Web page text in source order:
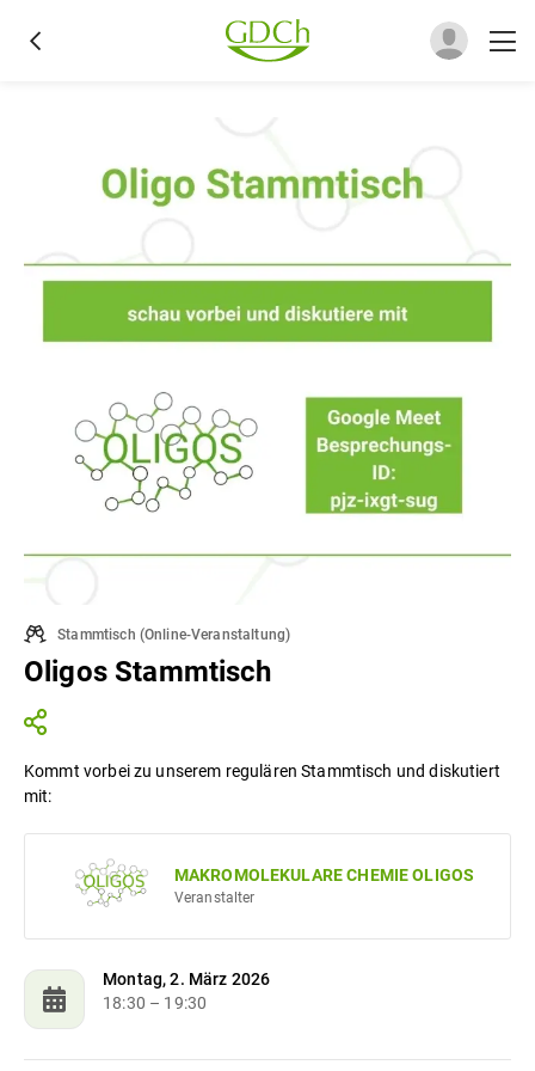
Stammtisch (Online-Veranstaltung)
Oligos Stammtisch
Kommt vorbei zu unserem regulären Stammtisch und diskutiert
mit:
Veranstalter
MAKROMOLEKULARE CHEMIE OLIGOS
Montag, 2. März 2026
18:30 – 19:30